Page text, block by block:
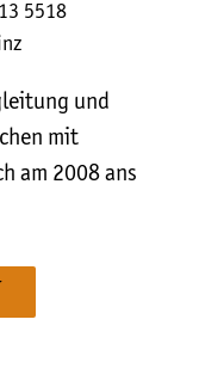
5518
und
mit
am 2008 ans